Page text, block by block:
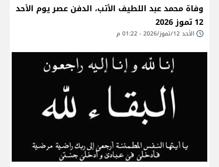
وفاة محمد عبد اللطيف الأتب، الدفن عصر يوم الأحد
12 تموز 2026
الأحد 12/تموز/2026 - 01:22 م